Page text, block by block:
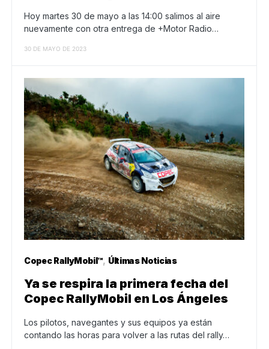
Hoy martes 30 de mayo a las 14:00 salimos al aire
nuevamente con otra entrega de +Motor Radio…
30 DE MAYO DE 2023
Copec RallyMobil™ Últimas Noticias
Ya se respira la primera fecha del
Copec RallyMobil en Los Ángeles
Los pilotos, navegantes y sus equipos ya están
contando las horas para volver a las rutas del rally…